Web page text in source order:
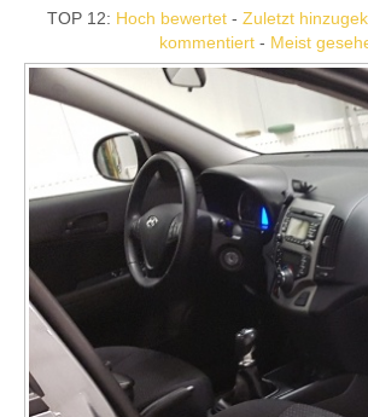
TOP 12: Hoch bewertet - Zuletzt
kommentiert- Meist